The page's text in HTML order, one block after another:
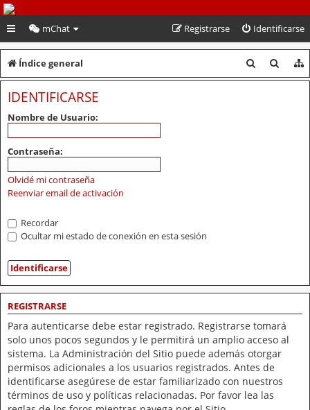
PeruVoley.com
mChat Identificarse
Registrarse
Índice general
u
u
IDENTIFICARSE
Nombre de Usuario:
Contraseña:
Olvidé mi contraseña
Reenviar email de activación
Recordar
Ocultar mi estado de conexión en esta sesión
REGISTRARSE
Para autenticarse debe estar registrado. Registrarse tomará
solo unos pocos segundos y le permitirá un amplio acceso al
sistema. La Administración del Sitio puede además otorgar
permisos adicionales a los usuarios registrados. Antes de
identificarse asegúrese de estar familiarizado con nuestros
términos de uso y políticas relacionadas. Por favor lea las